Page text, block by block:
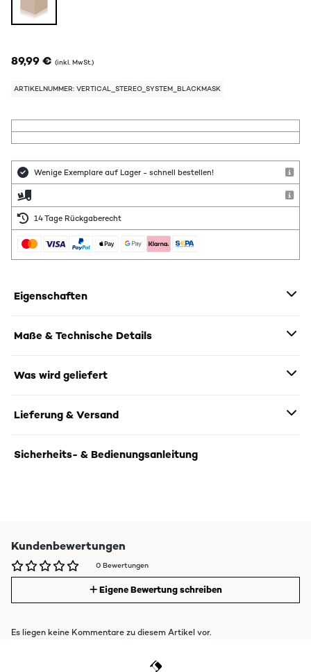
89,99 € (inkl. MwSt.)
ARTIKELNUMMER: VERTICAL_STEREO_SYSTEM_BLACKMASK
Wenige Exemplare auf Lager - schnell bestellen!
14 Tage Rückgaberecht
Eigenschaften
Maße & Technische Details
Was wird geliefert
Lieferung & Versand
Sicherheits- & Bedienungsanleitung
Kundenbewertungen
0 Bewertungen
Eigene Bewertung schreiben
Es liegen keine Kommentare zu diesem Artikel vor.